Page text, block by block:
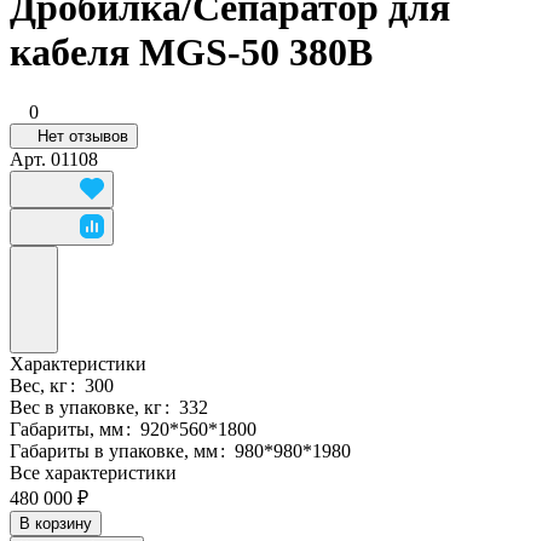
кабеля MGS-50 380В
0
Нет отзывов
Арт. 01108
Характеристики
Вес, кг: 300
Вес в упаковке, кг: 332
Габариты, мм: 920*560*1800
Габариты в упаковке, мм: 980*980*1980
Все характеристики
480 000 ₽
В корзину